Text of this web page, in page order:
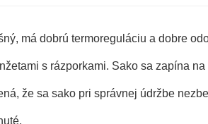
má dobrú termoreguláciu a dobre
s rázporkami. Sako sa zapína
že sa sako pri správnej údržbe